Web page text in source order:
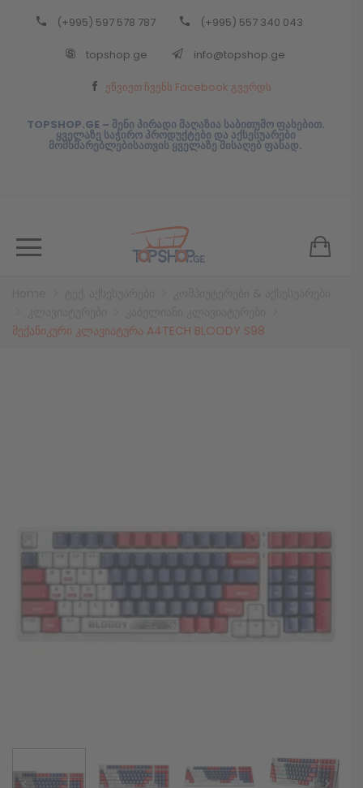
(+995) 597 578 787 (+995) 557 340 043
topshop.ge info@topshop.ge
ეწვიეთ ჩვენს Facebook გვერდს
TOPSHOP.GE – შენი პირადი მაღაზია საბითუმო ფასებით.
ყველაზე საჭირო პროდუქტები და აქსესუარები
მომხმარებლებისათვის ყველაზე მისაღებ ფასად.
მექანიკური კლავიატურა A4TECH BLOODY S98
Back